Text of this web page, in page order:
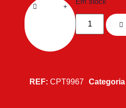
REF: CPT9967 Categoria